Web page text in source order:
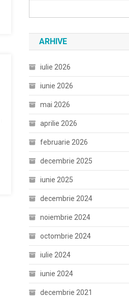
ARHIVE
iulie 2026
iunie 2026
mai 2026
aprilie 2026
februarie 2026
decembrie 2025
iunie 2025
decembrie 2024
noiembrie 2024
octombrie 2024
iulie 2024
iunie 2024
decembrie 2021